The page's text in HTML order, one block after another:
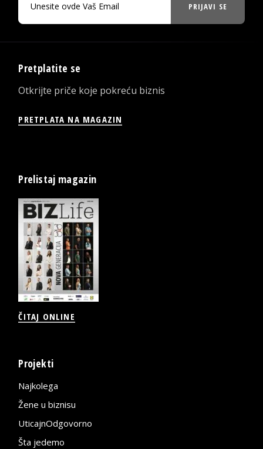
PRIJAVI SE
Pretplatite se
Otkrijte priče koje pokreću biznis
PRETPLATA NA MAGAZIN
Prelistaj magazin
ČITAJ ONLINE
Projekti
Najkolega
Žene u biznisu
UticajnOdgovorno
Šta jedemo